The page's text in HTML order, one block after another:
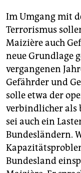
Im Umgang mit
Terrorismus
Maizière auch
neue Grundlage
vergangenen
Gefährder und
solle etwa der
verbindlicher als
sei auch ein
Bundesländern.
Bundesland